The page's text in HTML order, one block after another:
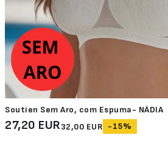
Soutien Sem Aro, com Espuma- NÁDIA
27,20 EUR32,00 EUR -15%